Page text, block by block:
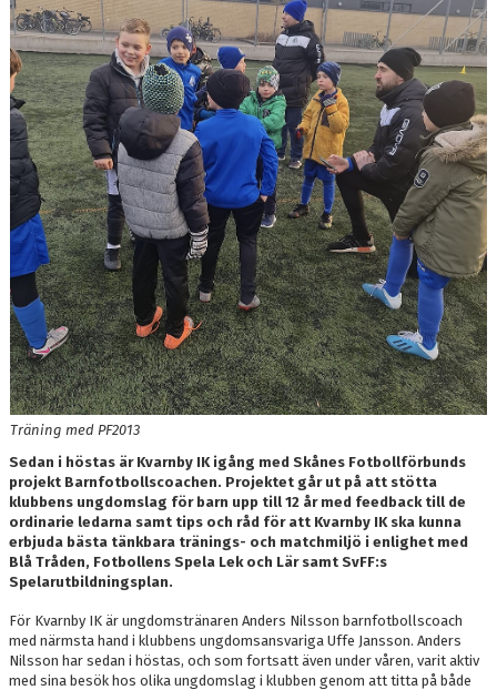
LEDARE
KONTAKT
Träning med PF2013
Sedan i höstas är Kvarnby IK igång med Skånes Fotbollförbunds
projekt Barnfotbollscoachen. Projektet går ut på att stötta
klubbens ungdomslag för barn upp till 12 år med feedback till de
ordinarie ledarna samt tips och råd för att Kvarnby IK ska kunna
erbjuda bästa tänkbara tränings- och matchmiljö i enlighet med
Blå Tråden, Fotbollens Spela Lek och Lär samt SvFF:s
Spelarutbildningsplan.
För Kvarnby IK är ungdomstränaren Anders Nilsson barnfotbollscoach
med närmsta hand i klubbens ungdomsansvariga Uffe Jansson. Anders
Nilsson har sedan i höstas, och som fortsatt även under våren, varit aktiv
med sina besök hos olika ungdomslag i klubben genom att titta på både